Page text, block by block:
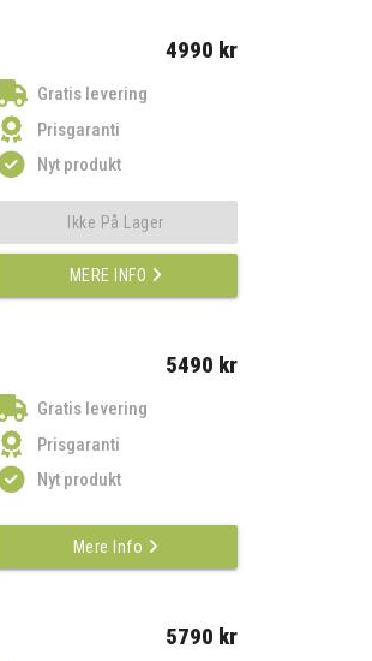
4990 kr
Gratis levering
Prisgaranti
Nyt produkt
Ikke På Lager
MERE INFO
5490 kr
Gratis levering
Prisgaranti
Nyt produkt
Mere Info
5790 kr